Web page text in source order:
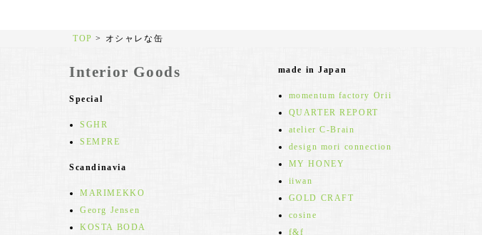
TOP > オシャレな缶
Interior Goods
Special
SGHR
SEMPRE
Scandinavia
MARIMEKKO
Georg Jensen
KOSTA BODA
made in Japan
momentum factory Orii
QUARTER REPORT
atelier C-Brain
design mori connection
MY HONEY
iiwan
GOLD CRAFT
cosine
f&f